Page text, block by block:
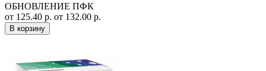
ОБНОВЛЕНИЕ ПФК
от 125.40 р. от 132.00 р.
В корзину